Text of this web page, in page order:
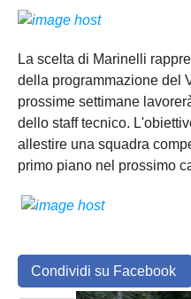
La scelta di Marinelli
della programmazione del
prossime settimane
dello staff tecnico.
allestire una squadra
primo piano nel prossimo
Condividi su Facebook